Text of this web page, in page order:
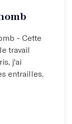
!
- Cette
travail
j'ai
entrailles,